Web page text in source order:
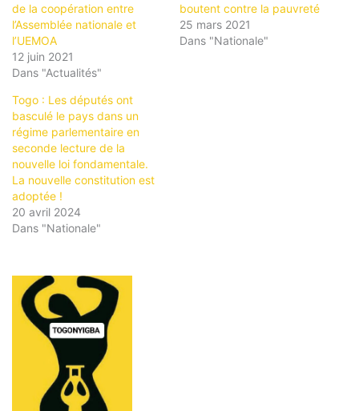
de la coopération entre
l’Assemblée nationale et
l’UEMOA
12 juin 2021
Dans "Actualités"
boutent contre la pauvreté
25 mars 2021
Dans "Nationale"
Togo : Les députés ont
basculé le pays dans un
régime parlementaire en
seconde lecture de la
nouvelle loi fondamentale.
La nouvelle constitution est
adoptée !
20 avril 2024
Dans "Nationale"